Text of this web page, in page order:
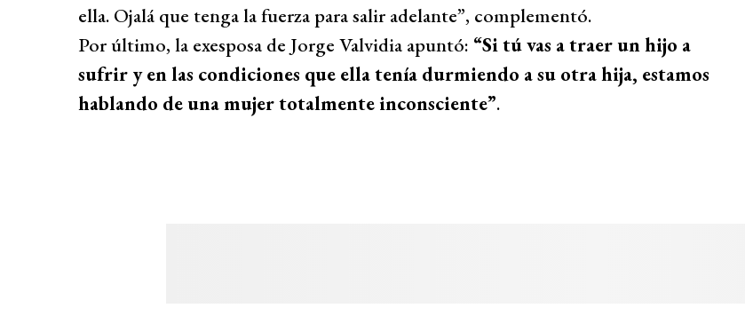
ella. Ojalá que tenga la fuerza para salir adelante”, complementó.
Por último, la exesposa de Jorge Valvidia apuntó: “Si tú vas a traer un hijo a
sufrir y en las condiciones que ella tenía durmiendo a su otra hija, estamos
hablando de una mujer totalmente inconsciente”.